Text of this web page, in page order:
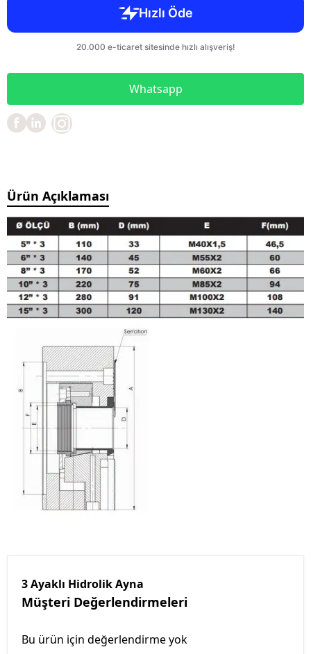
Whatsapp
Ürün Açıklaması
3 Ayaklı Hidrolik Ayna
Müşteri Değerlendirmeleri
Bu ürün için değerlendirme yok